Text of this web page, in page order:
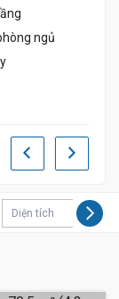
ngủ
Diện tích